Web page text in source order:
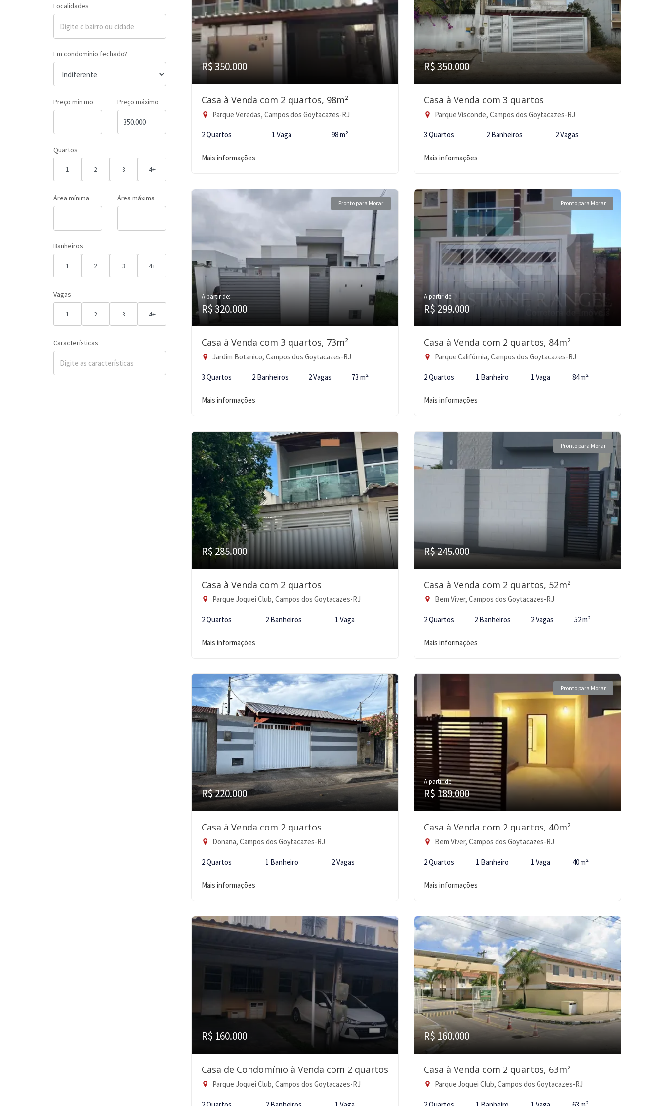
Localidades
Em condomínio fechado?
Preço mínimo Preço máximo
Quartos
1 2 3 4+
Área mínima Área máxima
Banheiros
1 2 3 4+
Vagas
1 2 3 4+
Características
R$ 350.000
Casa à Venda com 2 quartos, 98m²
Parque Veredas, Campos dos Goytacazes-RJ
2 Quartos 1 Vaga 98 m²
Mais informações
R$ 350.000
Casa à Venda com 3 quartos
Parque Visconde, Campos dos Goytacazes-RJ
3 Quartos 2 Banheiros 2 Vagas
Mais informações
Pronto para Morar
A partir de:
R$ 320.000
Casa à Venda com 3 quartos, 73m²
Jardim Botanico, Campos dos Goytacazes-RJ
3 Quartos 2 Banheiros 2 Vagas 73 m²
Mais informações
Pronto para Morar
A partir de:
R$ 299.000
Casa à Venda com 2 quartos, 84m²
Parque Califórnia, Campos dos Goytacazes-RJ
2 Quartos 1 Banheiro 1 Vaga 84 m²
Mais informações
R$ 285.000
Casa à Venda com 2 quartos
Parque Joquei Club, Campos dos Goytacazes-RJ
2 Quartos 2 Banheiros 1 Vaga
Mais informações
Pronto para Morar
R$ 245.000
Casa à Venda com 2 quartos, 52m²
Bem Viver, Campos dos Goytacazes-RJ
2 Quartos 2 Banheiros 2 Vagas 52 m²
Mais informações
R$ 220.000
Casa à Venda com 2 quartos
Donana, Campos dos Goytacazes-RJ
2 Quartos 1 Banheiro 2 Vagas
Mais informações
Pronto para Morar
A partir de:
R$ 189.000
Casa à Venda com 2 quartos, 40m²
Bem Viver, Campos dos Goytacazes-RJ
2 Quartos 1 Banheiro 1 Vaga 40 m²
Mais informações
R$ 160.000
Casa de Condomínio à Venda com 2 quartos
Parque Joquei Club, Campos dos Goytacazes-RJ
R$ 160.000
Casa à Venda com 2 quartos, 63m²
Parque Joquei Club, Campos dos Goytacazes-RJ